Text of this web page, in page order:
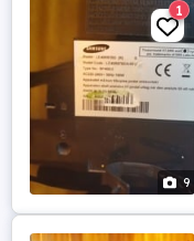
9
1